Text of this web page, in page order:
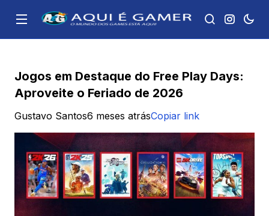
Jogos em Destaque do Free Play Days:
Aproveite o Feriado de 2026
Gustavo Santos6 meses atrásCopiar link